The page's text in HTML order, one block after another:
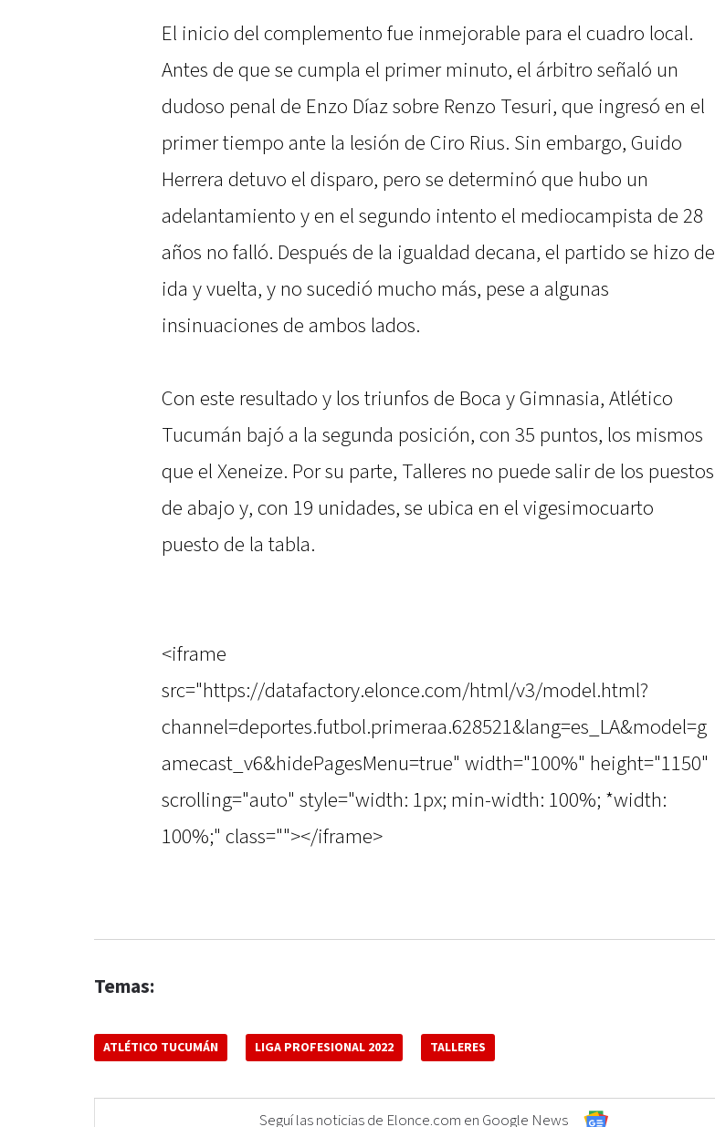
El inicio del complemento fue inmejorable para el cuadro local.
Antes de que se cumpla el primer minuto, el árbitro señaló un
dudoso penal de Enzo Díaz sobre Renzo Tesuri, que ingresó en el
primer tiempo ante la lesión de Ciro Rius. Sin embargo, Guido
Herrera detuvo el disparo, pero se determinó que hubo un
adelantamiento y en el segundo intento el mediocampista de 28
años no falló. Después de la igualdad decana, el partido se hizo de
ida y vuelta, y no sucedió mucho más, pese a algunas
insinuaciones de ambos lados.
Con este resultado y los triunfos de Boca y Gimnasia, Atlético
Tucumán bajó a la segunda posición, con 35 puntos, los mismos
que el Xeneize. Por su parte, Talleres no puede salir de los puestos
de abajo y, con 19 unidades, se ubica en el vigesimocuarto
puesto de la tabla.
<iframe
src="https://datafactory.elonce.com/html/v3/model.html?
channel=deportes.futbol.primeraa.628521&lang=es_LA&model=g
amecast_v6&hidePagesMenu=true" width="100%" height="1150"
scrolling="auto" style="width: 1px; min-width: 100%; *width:
100%;" class=""></iframe>
Temas:
ATLÉTICO TUCUMÁN LIGA PROFESIONAL 2022 TALLERES
Seguí las noticias de Elonce.com en Google News